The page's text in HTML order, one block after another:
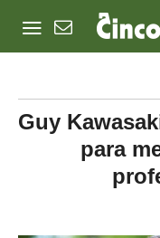
Guy
para